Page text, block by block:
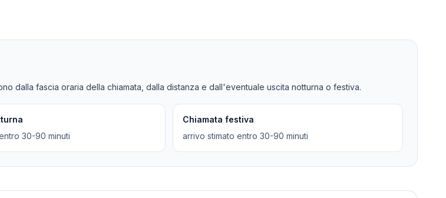
dalla fascia oraria della chiamata, dalla distanza e dall'eventuale uscita notturna o festiva.
30-90 minuti
Chiamata festiva
arrivo stimato entro 30-90 minuti